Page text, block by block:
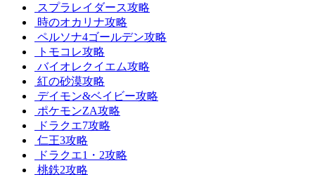
スプラレイダース攻略
時のオカリナ攻略
ペルソナ4ゴールデン攻略
トモコレ攻略
バイオレクイエム攻略
紅の砂漠攻略
デイモン&ベイビー攻略
ポケモンZA攻略
ドラクエ7攻略
仁王3攻略
ドラクエ1・2攻略
桃鉄2攻略